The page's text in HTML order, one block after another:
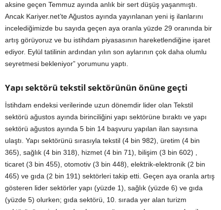
aksine geçen Temmuz ayında anlık bir sert düşüş yaşanmıştı.
Ancak Kariyer.net’te Ağustos ayında yayınlanan yeni iş ilanlarını
incelediğimizde bu sayıda geçen aya oranla yüzde 29 oranında bir
artış görüyoruz ve bu istihdam piyasasının hareketlendiğine işaret
ediyor. Eylül tatilinin ardından yılın son aylarının çok daha olumlu
seyretmesi bekleniyor” yorumunu yaptı.
Yapı sektörü tekstil sektörünün önüne geçti
İstihdam endeksi verilerinde uzun dönemdir lider olan Tekstil
sektörü ağustos ayında birinciliğini yapı sektörüne bıraktı ve yapı
sektörü ağustos ayında 5 bin 14 başvuru yapılan ilan sayısına
ulaştı. Yapı sektörünü sırasıyla tekstil (4 bin 982), üretim (4 bin
365), sağlık (4 bin 318), hizmet (4 bin 71), bilişim (3 bin 602) ,
ticaret (3 bin 455), otomotiv (3 bin 448), elektrik-elektronik (2 bin
465) ve gıda (2 bin 191) sektörleri takip etti. Geçen aya oranla artış
gösteren lider sektörler yapı (yüzde 1), sağlık (yüzde 6) ve gıda
(yüzde 5) olurken; gıda sektörü, 10. sırada yer alan turizm